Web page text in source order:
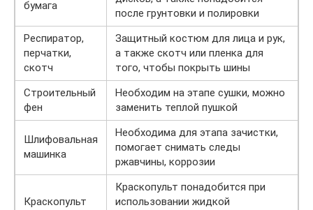
бумага
после грунтовки и полировки
Респиратор,
перчатки,
скотч
Защитный костюм для лица и рук,
а также скотч или пленка для
того, чтобы покрыть шины
Строительный
фен
Необходим на этапе сушки, можно
заменить теплой пушкой
Шлифовальная
машинка
Необходима для этапа зачистки,
помогает снимать следы
ржавчины, коррозии
Краскопульт
Краскопульт понадобится при
использовании жидкой